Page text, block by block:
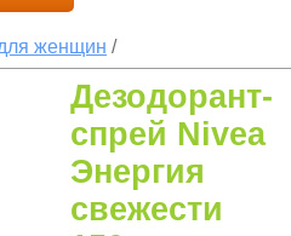
женщин /
Дезодорант-
спрей Nivea
Энергия
свежести